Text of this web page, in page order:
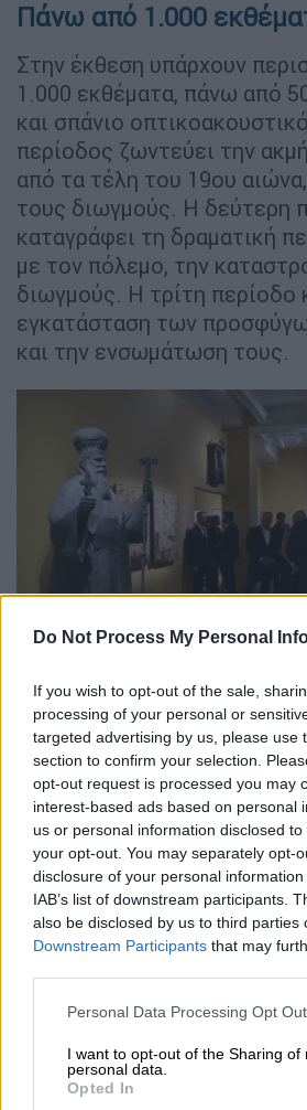
Do Not Process My Personal
If you wish to opt-out of the sale,
processing of your personal or
targeted advertising by us, please use
section to confirm your selection.
opt-out request is processed you may
interest-based ads based on personal
us or personal information disclosed
your opt-out. You may separately opt-
disclosure of your personal
IAB’s list of downstream participants.
also be disclosed by us to third parties
Downstream Participants that may
Please note that this website/app uses
not limited to your visit or usage
grant or deny consent to Google and
use your data for below specified
Personal Data Processing Opt
I want to opt-out of the Sharing of
personal data.
Opted In
Πάνω από 1.000
Στην έκθεση υπάρχουν
1.000 εκθέματα, πάνω από
και σπάνιο
περίοδος ζωντεύει την
από τα τέλη του 19ου
τους διωγμούς. Η δεύτερη
καταγράφει τη δραματική
με τον πόλεμο, την
διωγμούς. Η τρίτη περίοδο
εγκατάσταση των
και την ενσωμάτωση τους.
Οι τρεις ενότητες
Στηνπρώτη ενότηταο
ταξίδι στη «λάμψη» του
Μικράς Ασίας από την
παράλια, προχωρά στην
νότιες επαρχίες, συνεχίζει
Πόντο για να επιστρέψει
από την Κωνσταντινούπολη
στην Ανατολική Θράκη.
αφορά
ακμήςδιαδέχονται η
του τέλους του Α΄